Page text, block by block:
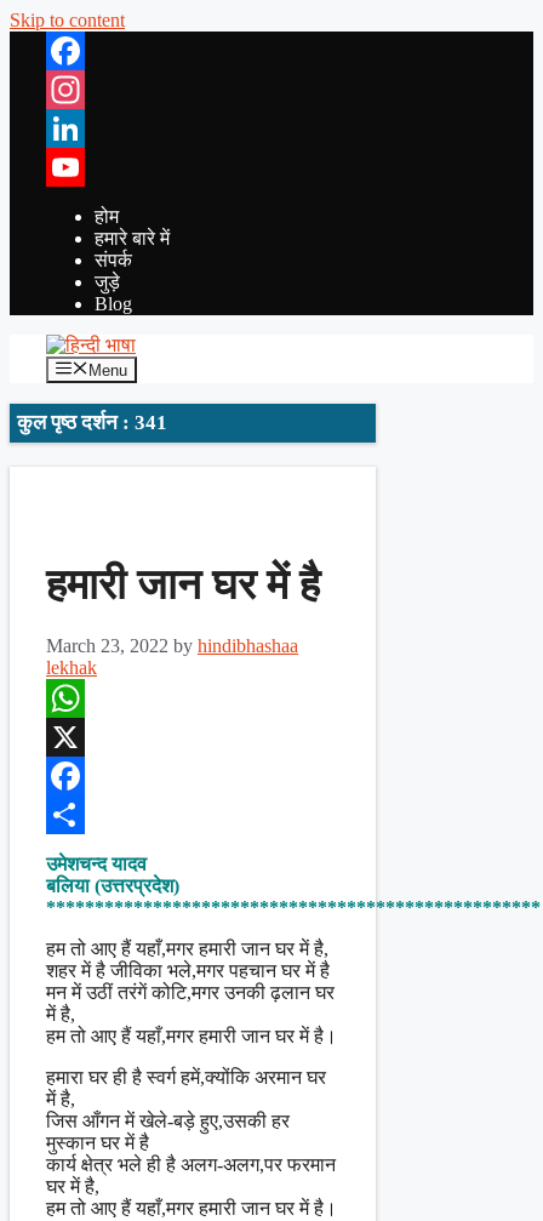
Skip to content
Facebook
Instagram
LinkedIn
YouTube
होम
हमारे बारे में
संपर्क
जुड़े
Blog
Menu
कुल पृष्ठ दर्शन : 341
हमारी जान घर में है
March 23, 2022 by hindibhashaa
lekhak
WhatsApp
X
Facebook
Share
उमेशचन्द यादव
बलिया (उत्तरप्रदेश)
***************************************************
हम तो आए हैं यहाँ,मगर हमारी जान घर में है,
शहर में है जीविका भले,मगर पहचान घर में है
मन में उठीं तरंगें कोटि,मगर उनकी ढ़लान घर
में है,
हम तो आए हैं यहाँ,मगर हमारी जान घर में है।
हमारा घर ही है स्वर्ग हमें,क्योंकि अरमान घर
में है,
जिस आँगन में खेले-बड़े हुए,उसकी हर
मुस्कान घर में है
कार्य क्षेत्र भले ही है अलग-अलग,पर फरमान
घर में है,
हम तो आए हैं यहाँ,मगर हमारी जान घर में है।